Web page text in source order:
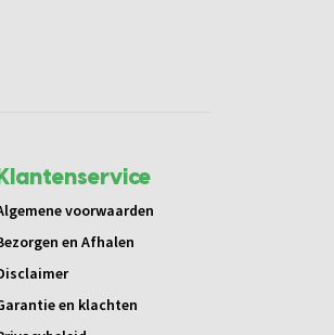
voorwaarden
en Afhalen
en klachten